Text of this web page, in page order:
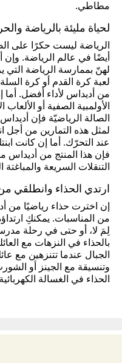
مطاطي.
لحياة مليئة بالرياضة
الرياضة ليست حكرًا على
أيضًا في عالم الرياضة.
لهنّ بممارسة الرياضة التي
لعبة كرة القدم أو كرة
من أديداس لأداء أفضل. أما
الأولمبية الصفية أو
الصالة الرياضيّة فإن
لمثل هذه التمارين من أجل
عند التحرّك. أما إن كانت
فإن هذا المنتج من أديداس
التنقلات السريعة
ارتدي الحذاء وانطلقي
إن اخترت حذاء رياضيًا من
من المناسبات. يمكنكِ
لِمَ لا، أو حتى في رحلة
بالحذاء في النزهات مع
الجبال عندما تتنزهين مع
وتنسيقة مع الجينز أو
الحذاء في الغسالة